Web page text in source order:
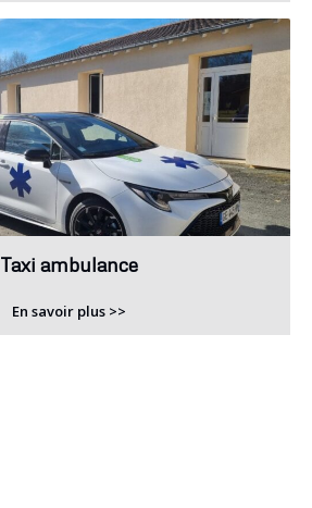
Taxi ambulance
En savoir plus >>